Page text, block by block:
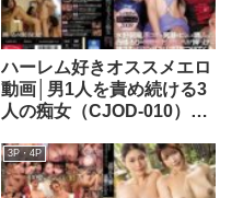
ハーレム好きオススメエロ
動画│男1人を責め続ける3
人の痴女（CJOD-010）
3P・4P